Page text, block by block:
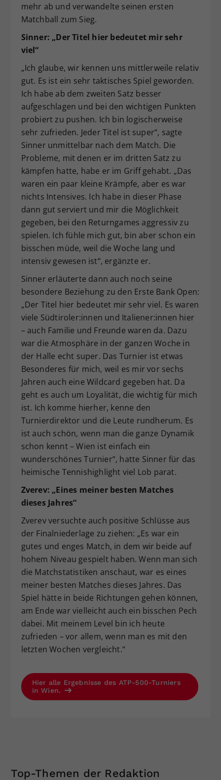
mehr ab und verwandelte seinen ersten
Matchball zum Sieg.
Sinner: „Der Titel hier bedeutet mir sehr
viel“
„Ich glaube, wir kennen uns mittlerweile relativ
gut. Es ist ein sehr taktisches Spiel geworden.
Ich habe ab dem zweiten Satz besser
aufgeschlagen und bei den wichtigen Punkten
probiert zu pushen. Ich bin logischerweise
sehr zufrieden. Jeder Titel ist super“, sagte
Sinner unmittelbar nach dem Match. Die
Probleme, mit denen er im dritten Satz zu
kämpfen hatte, habe er im Griff gehabt. „Das
waren ein paar kleine Krämpfe, aber es war
nichts Intensives. Ich habe in dieser Phase
dann gut serviert und mir die Möglichkeit
gegeben, bei den Returngames aggressiv zu
spielen. Ich fühle mich gut, bin aber schon ein
bisschen müde, weil die Woche lang und
intensiv gewesen ist“, ergänzte er.
Sinner erläuterte dann auch noch seine
besondere Beziehung zu den Erste Bank Open:
„Der Titel hier bedeutet mir sehr viel. Es waren
viele Südtiroler:innen und Italiener:innen hier
– auch Familie und Freunde waren da. Dazu
war die Atmosphäre in der ganzen Woche in
der Halle echt super. Das Turnier ist etwas
Besonderes für mich, weil es mir vor sechs
Jahren auch eine Wildcard gegeben hat. Da
geht es auch um Loyalität, die wichtig für mich
ist. Ich komme hierher, kenne den
Turnierdirektor und die Leute rundherum. Es
ist auch schön, wenn man die ganze Dynamik
schon kennt – Wien ist einfach ein
wunderschönes Turnier“, hatte Sinner für das
heimische Tennishighlight viel Lob parat.
Zverev: „Eines meiner besten Matches
dieses Jahres“
Zverev versuchte auch positive Schlüsse aus
der Finalniederlage zu ziehen: „Es war ein
gutes und enges Match, in dem wir beide auf
hohem Niveau gespielt haben. Wenn man sich
die Matchstatistiken anschaut, war es eines
meiner besten Matches dieses Jahres. Das
Spiel hätte in beide Richtungen gehen können,
am Ende war vielleicht auch ein bisschen Pech
dabei. Mit meinem Level bin ich heute
zufrieden – vor allem, wenn man es mit den
letzten Wochen vergleicht.“
Hier alle Ergebnisse des ATP-500-Turniers
in Wien.
Top-Themen der Redaktion